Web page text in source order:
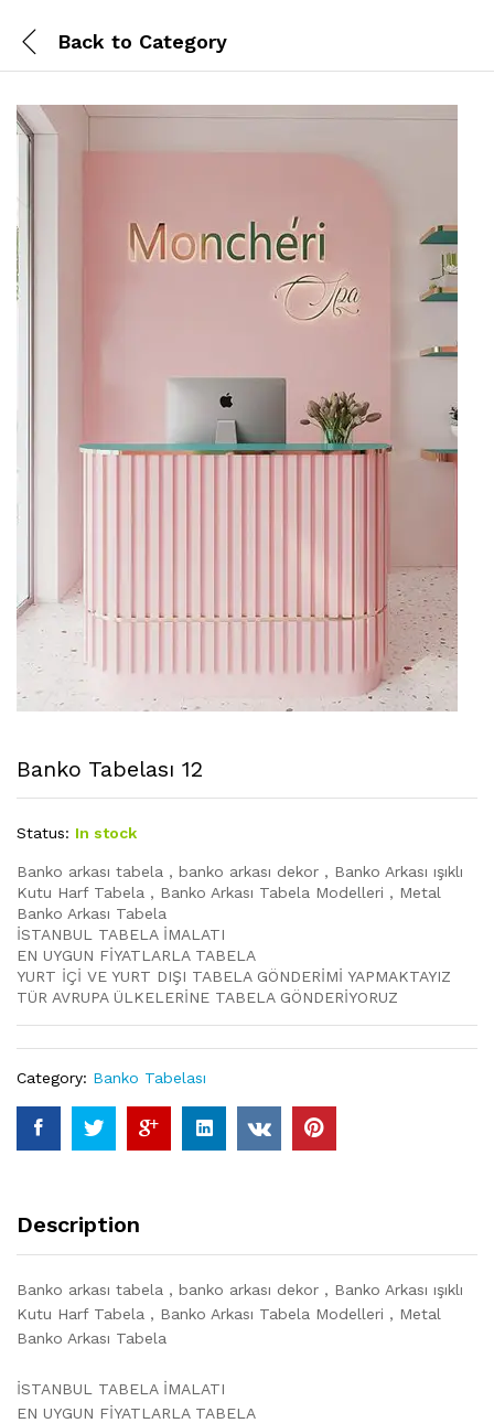
Back to Category
Banko Tabelası 12
Status: In stock
Banko arkası tabela , banko arkası dekor , Banko Arkası ışıklı
Kutu Harf Tabela , Banko Arkası Tabela Modelleri , Metal
Banko Arkası Tabela
İSTANBUL TABELA İMALATI
EN UYGUN FİYATLARLA TABELA
YURT İÇİ VE YURT DIŞI TABELA GÖNDERİMİ YAPMAKTAYIZ
TÜR AVRUPA ÜLKELERİNE TABELA GÖNDERİYORUZ
Category: Banko Tabelası
Description
Banko arkası tabela , banko arkası dekor , Banko Arkası ışıklı
Kutu Harf Tabela , Banko Arkası Tabela Modelleri , Metal
Banko Arkası Tabela
İSTANBUL TABELA İMALATI
EN UYGUN FİYATLARLA TABELA